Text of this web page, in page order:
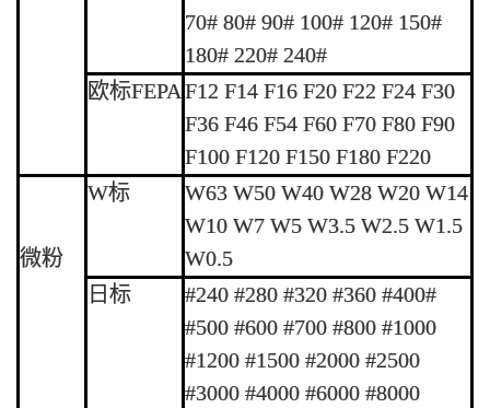
70# 80# 90# 100# 120# 150#
180# 220# 240#
欧标FEPAF12 F14 F16 F20 F22 F24 F30
F36 F46 F54 F60 F70 F80 F90
F100 F120 F150 F180 F220
微粉
W标
W63 W50 W40 W28 W20 W14
W10 W7 W5 W3.5 W2.5 W1.5
W0.5
日标
#240 #280 #320 #360 #400#
#500 #600 #700 #800 #1000
#1200 #1500 #2000 #2500
#3000 #4000 #6000 #8000